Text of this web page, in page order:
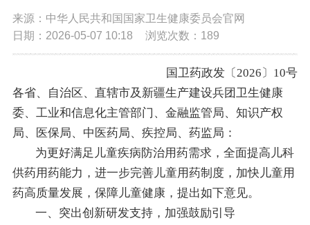
政务服务
互动交流
数据发布
来源：中华人民共和国国家卫生健康委员会官网
日期：2026-05-07 10:18
浏览次数： 189
国卫药政发〔2026〕10号
各省、自治区、直辖市及新疆生产建设兵团卫生健康
委、工业和信息化主管部门、金融监管局、知识产权
局、医保局、中医药局、疾控局、药监局：
为更好满足儿童疾病防治用药需求，全面提高儿科
供药用药能力，进一步完善儿童用药制度，加快儿童用
药高质量发展，保障儿童健康，提出如下意见。
一、突出创新研发支持，加强鼓励引导